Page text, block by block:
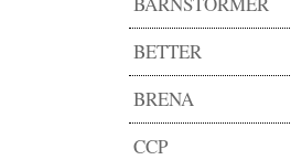
BETTER
BRENA
CCP